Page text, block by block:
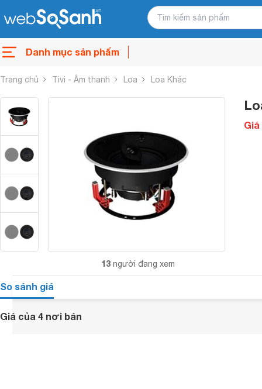
Danh mục sản phẩm
Trang chủ Tivi - Âm thanh Loa Loa Khác
13 người đang xem
Giá
So sánh giá
Giá của 4 nơi bán